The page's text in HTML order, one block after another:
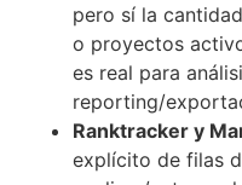
pero sí la
o proyectos
es real para
reporting/
Ranktracker y
explícito de filas